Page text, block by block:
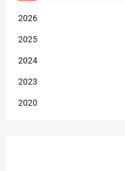
2026
2025
2024
2023
2020